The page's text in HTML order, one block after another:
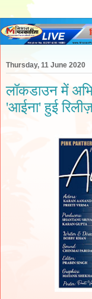
Thursday, 11 June 2020
लॉकडाउन में
'आईना' हुई